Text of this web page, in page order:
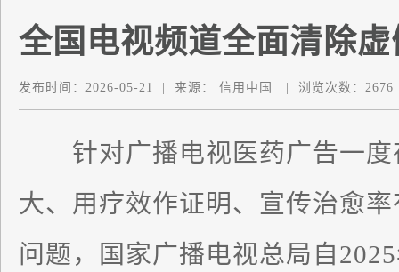
全国电视频道全面清除
发布时间： 2026-05-21 来源： 信用中国 浏览次数： 2676
针对广播电视医药广告一
大、用疗效作证明、宣传治愈
问题，国家广播电视总局自